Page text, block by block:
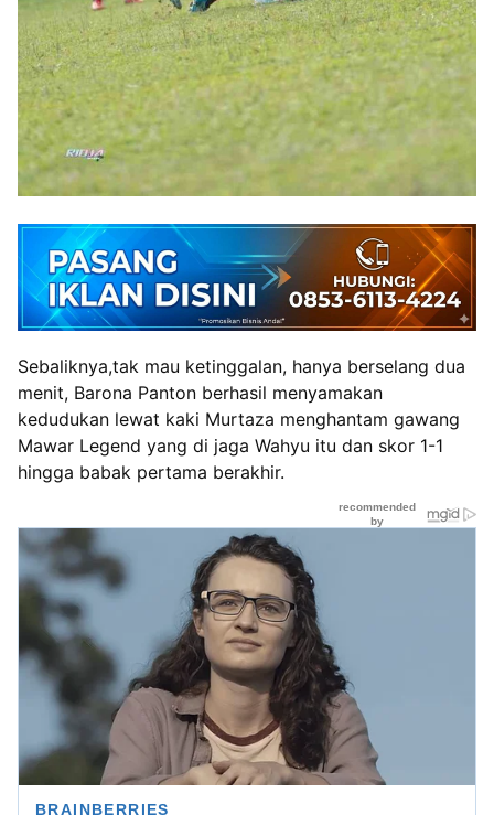
Sebaliknya,tak mau ketinggalan, hanya berselang dua
menit, Barona Panton berhasil menyamakan
kedudukan lewat kaki Murtaza menghantam gawang
Mawar Legend yang di jaga Wahyu itu dan skor 1-1
hingga babak pertama berakhir.